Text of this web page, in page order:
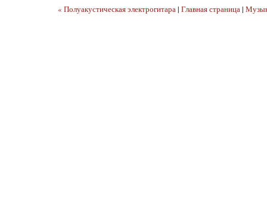
« Полуакустическая электрогитара| Главная страница|